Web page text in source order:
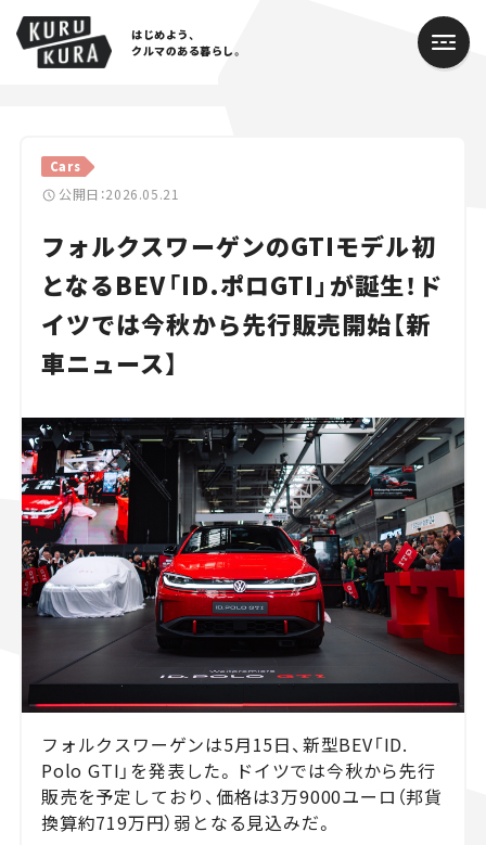
はじめよう、
クルマのある暮らし。
Cars
公開日：2026.05.21
フォルクスワーゲンのGTIモデル初
となるBEV「ID.ポロGTI」が誕生！ド
イツでは今秋から先行販売開始【新
車ニュース】
フォルクスワーゲンは5月15日、新型BEV「ID.
Polo GTI」を発表した。ドイツでは今秋から先行
販売を予定しており、価格は3万9000ユーロ（邦貨
換算約719万円）弱となる見込みだ。
Cars
Lifestyle
Traffic
Special
Campaign
人気のハッシュタグ
スズキ ジムニー｜Suzuki Jimny
スズキ｜Suzuki
マツダ｜Mazda
マツダ ロードスター｜Mazda Roadster